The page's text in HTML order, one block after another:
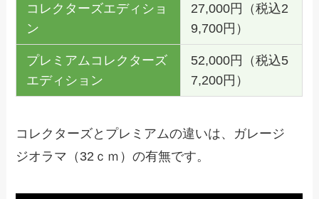
コレクターズエディショ
ン
27,000円（税込2
9,700円）
プレミアムコレクターズ
エディション
52,000円（税込5
7,200円）
コレクターズとプレミアムの違いは、ガレージ
ジオラマ（32ｃｍ）の有無です。